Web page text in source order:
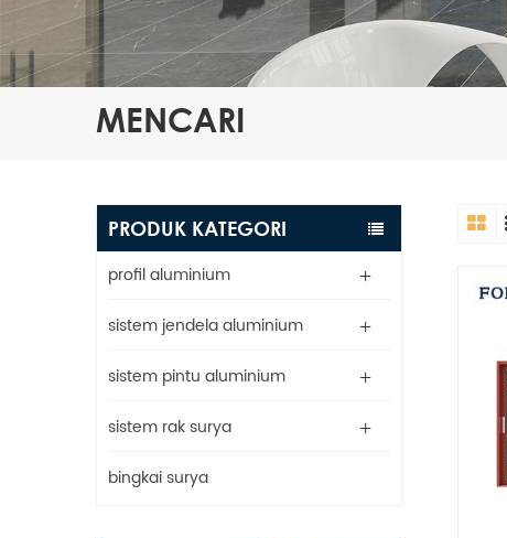
MENCARI
PRODUK KATEGORI
profil aluminium
sistem jendela aluminium
sistem pintu aluminium
sistem rak surya
bingkai surya